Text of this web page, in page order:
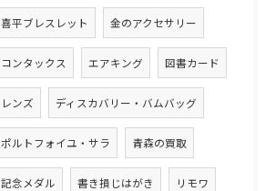
喜平ブレスレット 金のアクセサリー
コンタックス エアキング 図書カード
レンズ ディスカバリー・バムバッグ
ポルトフォイユ・サラ 青森の買取
記念メダル 書き損じはがき リモワ